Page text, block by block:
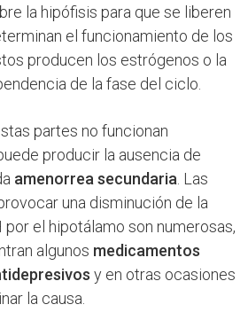
la hipófisis para que se liberen
el funcionamiento de los
producen los estrógenos o la
de la fase del ciclo.
partes no funcionan
producir la ausencia de
amenorrea secundaria . Las
una disminución de la
por el hipotálamo son numerosas,
algunos medicamentos
y en otras ocasiones
la causa.